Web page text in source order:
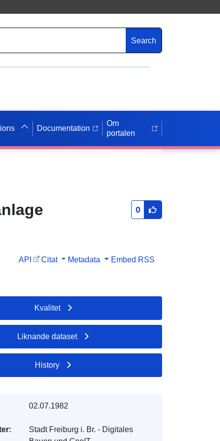
Search
Documentation
Om
portalen
0
API Citat Metadata Embed RSS
Kvalitet
Liknande dataset
History
02.07.1982
Stadt Freiburg i. Br. - Digitales